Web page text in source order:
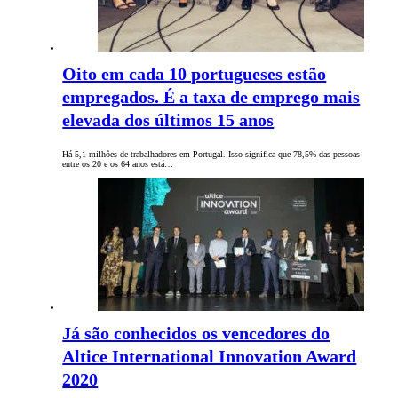
Oito em cada 10 portugueses estão
empregados. É a taxa de emprego mais
elevada dos últimos 15 anos
Há 5,1 milhões de trabalhadores em Portugal. Isso significa que 78,5% das pessoas
entre os 20 e os 64 anos está…
Já são conhecidos os vencedores do
Altice International Innovation Award
2020